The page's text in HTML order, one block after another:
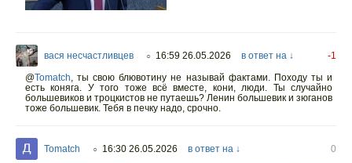
вася несчастливцев ○ 16:59 26.05.2026 в ответ на ↓
-1
@Tomatch
ты свою блювотину не называй фактами. Походу ты и
есть коняга. У того тоже всё вместе, кони, люди. Ты случайно
большевиков и троцкистов не путаешь? Ленин большевик и зюганов
тоже большевик. Тебя в печку надо, срочно.
Tomatch ○ 16:30 26.05.2026 в ответ на ↓
0